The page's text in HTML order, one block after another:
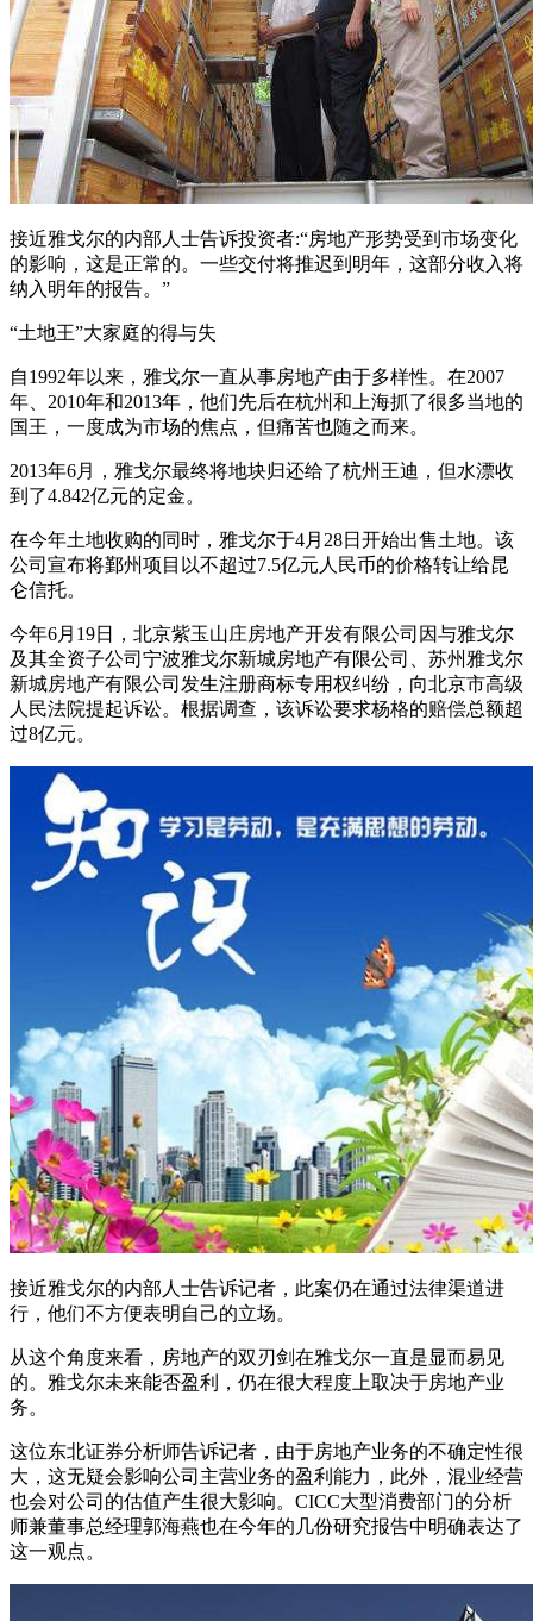
接近雅戈尔的内部人士告诉投资者:“房地产形势受到市场变化
的影响，这是正常的。一些交付将推迟到明年，这部分收入将
纳入明年的报告。”
“土地王”大家庭的得与失
自1992年以来，雅戈尔一直从事房地产由于多样性。在2007
年、2010年和2013年，他们先后在杭州和上海抓了很多当地的
国王，一度成为市场的焦点，但痛苦也随之而来。
2013年6月，雅戈尔最终将地块归还给了杭州王迪，但水漂收
到了4.842亿元的定金。
在今年土地收购的同时，雅戈尔于4月28日开始出售土地。该
公司宣布将鄞州项目以不超过7.5亿元人民币的价格转让给昆
仑信托。
今年6月19日，北京紫玉山庄房地产开发有限公司因与雅戈尔
及其全资子公司宁波雅戈尔新城房地产有限公司、苏州雅戈尔
新城房地产有限公司发生注册商标专用权纠纷，向北京市高级
人民法院提起诉讼。根据调查，该诉讼要求杨格的赔偿总额超
过8亿元。
接近雅戈尔的内部人士告诉记者，此案仍在通过法律渠道进
行，他们不方便表明自己的立场。
从这个角度来看，房地产的双刃剑在雅戈尔一直是显而易见
的。雅戈尔未来能否盈利，仍在很大程度上取决于房地产业
务。
这位东北证券分析师告诉记者，由于房地产业务的不确定性很
大，这无疑会影响公司主营业务的盈利能力，此外，混业经营
也会对公司的估值产生很大影响。CICC大型消费部门的分析
师兼董事总经理郭海燕也在今年的几份研究报告中明确表达了
这一观点。